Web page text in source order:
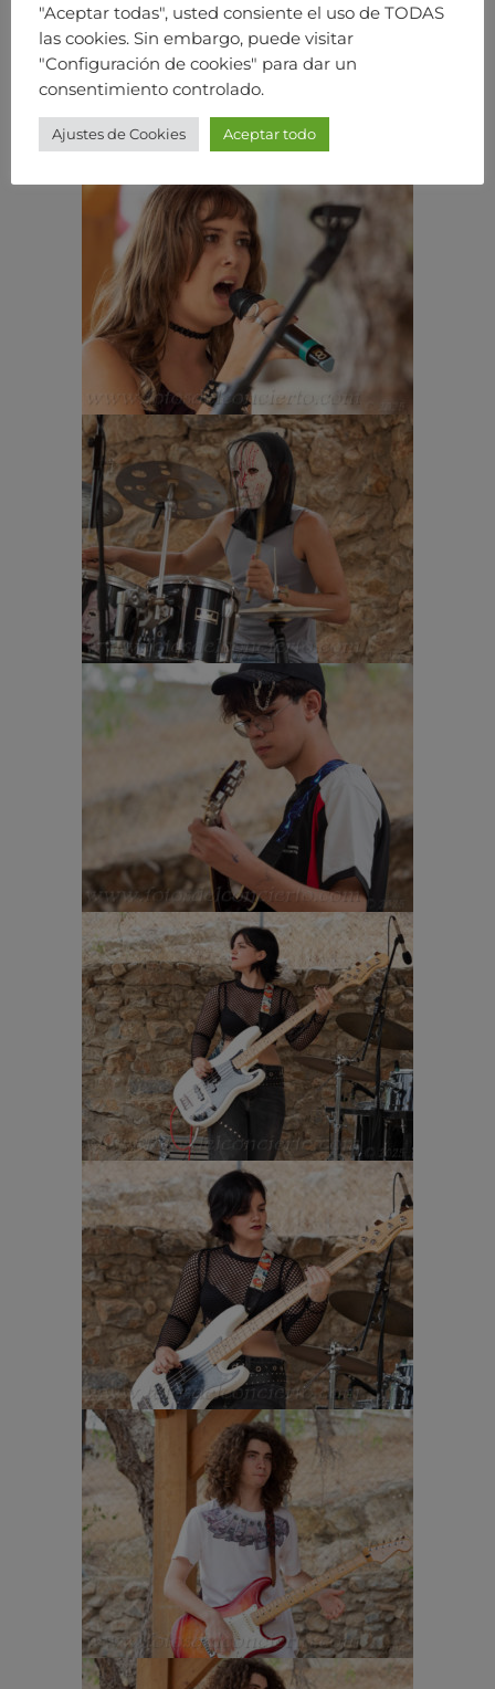
"Aceptar todas", usted consiente el uso de TODAS
las cookies. Sin embargo, puede visitar
"Configuración de cookies" para dar un
consentimiento controlado.
Ajustes de Cookies Aceptar todo